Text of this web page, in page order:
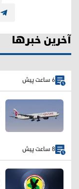
آخرین خبرها
6 ساعت پیش
8 ساعت پیش